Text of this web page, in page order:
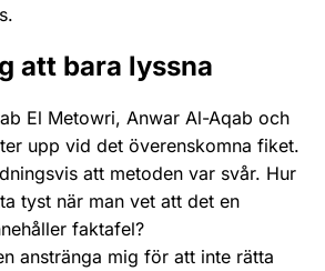
att bara lyssna
El Metowri, Anwar Al-Aqab och
upp vid det överenskomna fiket.
att metoden var svår. Hur
tyst när man vet att det en
faktafel?
anstränga mig för att inte rätta